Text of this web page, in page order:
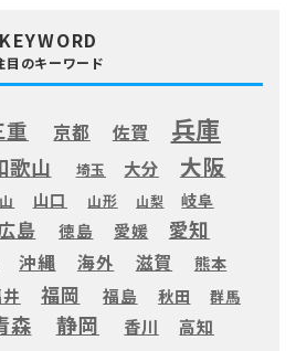
KEYWORD
目のキーワード
重 京都 佐賀 兵庫
歌山 埼玉 大分 大阪
山口 山形 山梨
岐阜
島 徳島 愛媛 愛知
沖縄 海外 滋賀
熊本
福岡 福島 秋田 群馬
森 静岡 香川 高知